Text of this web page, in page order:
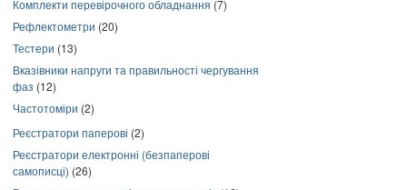
Комплекти перевірочного обладнання (7)
Рефлектометри (20)
Тестери (13)
Вказівники напруги та правильності чергування
фаз (12)
Частотоміри (2)
Реєстратори паперові (2)
Реєстратори електронні (безпаперові
самописці) (26)